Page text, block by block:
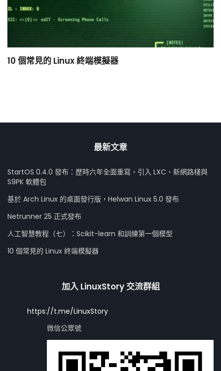
10 個常見的 Linux 終端模擬器
最新文章
StartOS 0.4.0 發布：歷時六年全面重寫，引入 LXC、新網路棧與
S9PK 軟體包
基於 Arch Linux 的桌面發行版，Helwan Linux 5.0 發布
Netrunner 25 正式發布
人工智慧教程（七）：Scikit-learn 和訓練第一個模型
10 個常見的 Linux 終端模擬器
加入 LinuxStory 交流群組
https://t.me/LinuxStory
微信公眾號